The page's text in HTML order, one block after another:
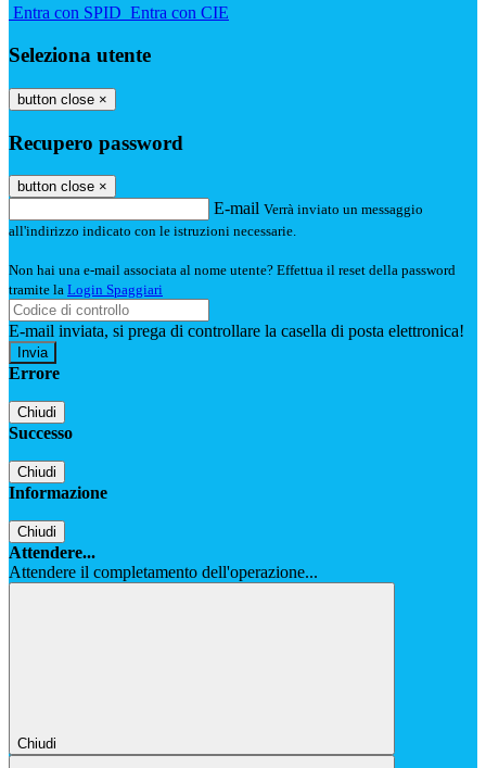
Entra con SPID Entra con CIE
Seleziona utente
button close ×
Recupero password
button close ×
E-mail Verrà inviato un messaggio
all'indirizzo indicato con le istruzioni necessarie.
Non hai una e-mail associata al nome utente? Effettua il reset della password
tramite la Login Spaggiari
E-mail inviata, si prega di controllare la casella di posta elettronica!
Errore
Chiudi
Successo
Chiudi
Informazione
Chiudi
Attendere...
Attendere il completamento dell'operazione...
Chiudi